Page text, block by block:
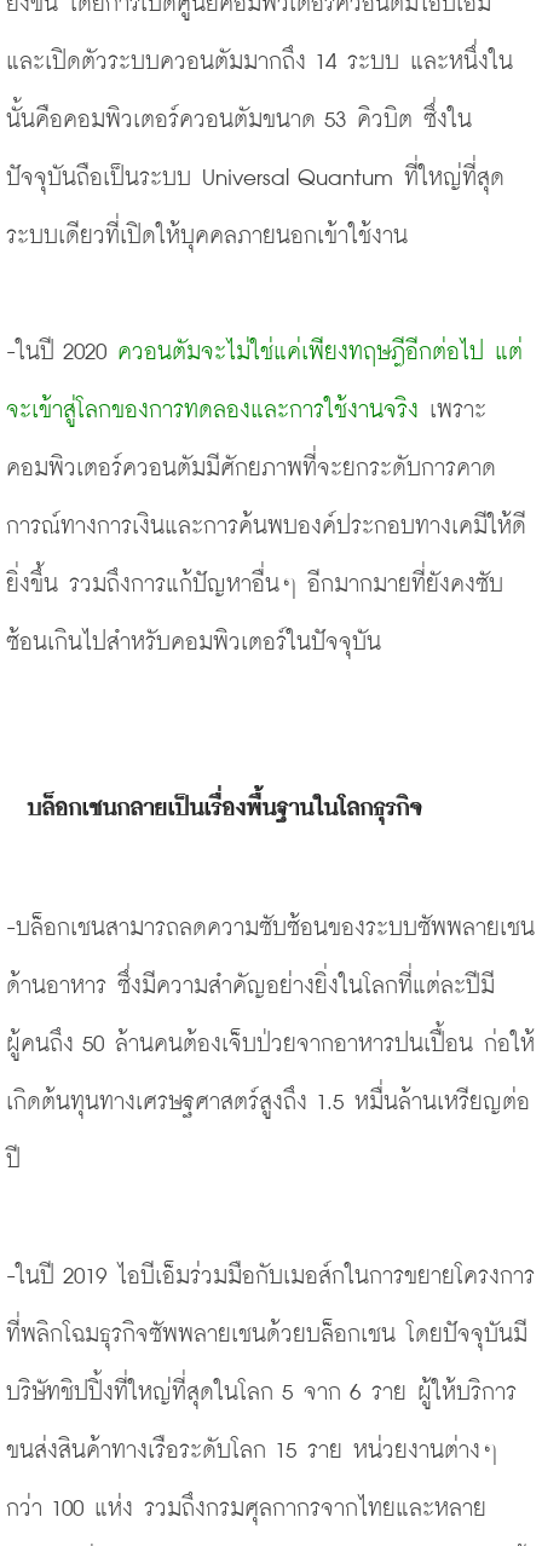
และเปิดตัวระบบควอนตัมมากถึง 14 ระบบ และหนึ่งใน
นั้นคือคอมพิวเตอร์ควอนตัมขนาด 53 คิวบิต ซึ่งใน
ปัจจุบันถือเป็นระบบ Universal Quantum ที่ใหญ่ที่สุด
ระบบเดียวที่เปิดให้บุคคลภายนอกเข้าใช้งาน
-ในปี 2020 ควอนตัมจะไม่ใช่แค่เพียงทฤษฎีอีกต่อไป แต่
จะเข้าสู่โลกของการทดลองและการใช้งานจริง เพราะ
คอมพิวเตอร์ควอนตัมมีศักยภาพที่จะยกระดับการคาด
การณ์ทางการเงินและการค้นพบองค์ประกอบทางเคมีให้ดี
ยิ่งขึ้น รวมถึงการแก้ปัญหาอื่นๆ อีกมากมายที่ยังคงซับ
ซ้อนเกินไปสำหรับคอมพิวเตอร์ในปัจจุบัน
บล็อกเชนกลายเป็นเรื่องพื้นฐานในโลกธุรกิจ
-บล็อกเชนสามารถลดความซับซ้อนของระบบซัพพลายเชน
ด้านอาหาร ซึ่งมีความสำคัญอย่างยิ่งในโลกที่แต่ละปีมี
ผู้คนถึง 50 ล้านคนต้องเจ็บป่วยจากอาหารปนเปื้อน ก่อให้
เกิดต้นทุนทางเศรษฐศาสตร์สูงถึง 1.5 หมื่นล้านเหรียญต่อ
ปี
-ในปี 2019 ไอบีเอ็มร่วมมือกับเมอส์กในการขยายโครงการ
ที่พลิกโฉมธุรกิจซัพพลายเชนด้วยบล็อกเชน โดยปัจจุบันมี
บริษัทชิปปิ้งที่ใหญ่ที่สุดในโลก 5 จาก 6 ราย ผู้ให้บริการ
ขนส่งสินค้าทางเรือระดับโลก 15 ราย หน่วยงานต่างๆ
กว่า 100 แห่ง รวมถึงกรมศุลกากรจากไทยและหลาย